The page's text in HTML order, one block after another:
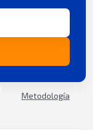
Metodología